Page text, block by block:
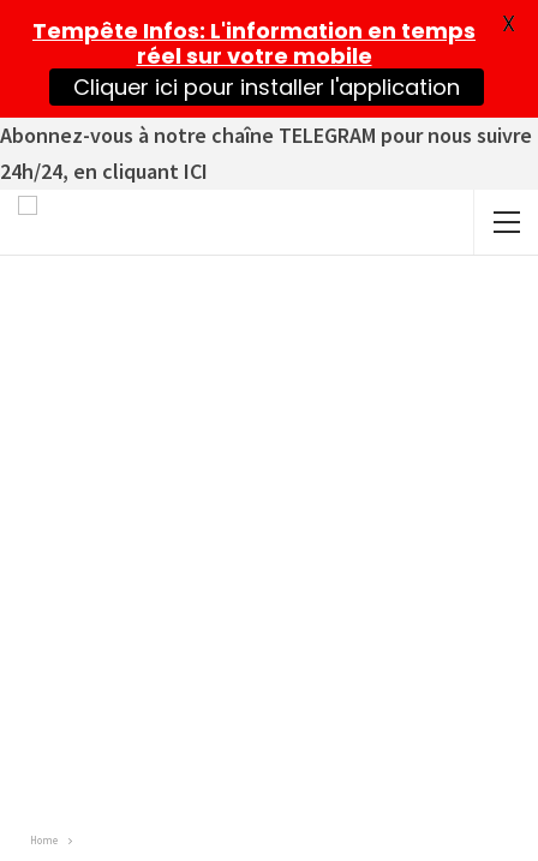
Abonnez-vous à notre chaîne TELEGRAM pour nous suivre
24h/24, en cliquant ICI
Home
Tempête Infos: L'information en temps
réel sur votre mobile
Cliquer ici pour installer l'application
X